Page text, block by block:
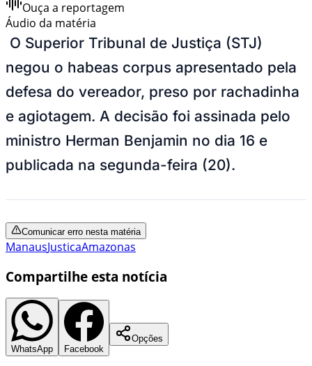
Ouça a reportagem
Áudio da matéria
O Superior Tribunal de Justiça (STJ)
negou o habeas corpus apresentado pela
defesa do vereador, preso por rachadinha
e agiotagem. A decisão foi assinada pelo
ministro Herman Benjamin no dia 16 e
publicada na segunda-feira (20).
Comunicar erro nesta matéria
ManausJusticaAmazonas
Compartilhe esta notícia
WhatsApp Facebook
Opções